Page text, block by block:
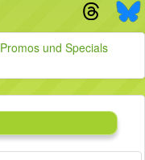
Promos und Specials